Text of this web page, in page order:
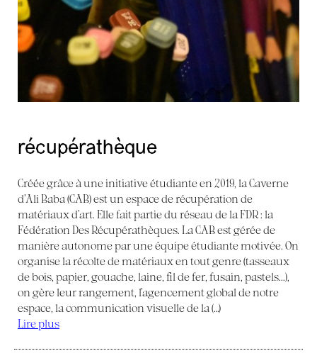
récupérathèque
Créée grâce à une initiative étudiante en 2019, la Caverne
d’Ali Baba (CAB) est un espace de récupération de
matériaux d’art. Elle fait partie du réseau de la FDR : la
Fédération Des Récupérathèques. La CAB est gérée de
manière autonome par une équipe étudiante motivée. On
organise la récolte de matériaux en tout genre (tasseaux
de bois, papier, gouache, laine, fil de fer, fusain, pastels...),
on gère leur rangement, l’agencement global de notre
espace, la communication visuelle de la (…)
Lire plus